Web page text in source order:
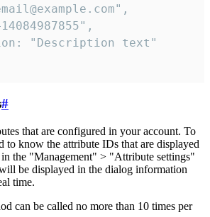
"Description text"
#
that are configured in your account. To
to know the attribute IDs that are displayed
the "Management" > "Attribute settings"
be displayed in the dialog information
time.
can be called no more than 10 times per